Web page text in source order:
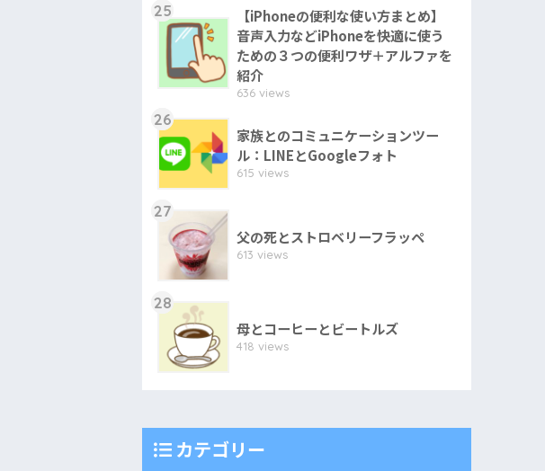
25
【iPhoneの便利な使い方まとめ】
音声入力などiPhoneを快適に使う
ための３つの便利ワザ＋アルファを
紹介
636 views
26
家族とのコミュニケーションツー
ル：LINEとGoogleフォト
615 views
27
父の死とストロベリーフラッペ
613 views
28
母とコーヒーとビートルズ
418 views
カテゴリー